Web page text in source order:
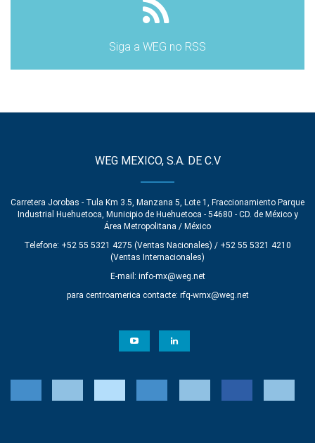
Siga a WEG no RSS
WEG MEXICO, S.A. DE C.V
Carretera Jorobas - Tula Km 3.5, Manzana 5, Lote 1, Fraccionamiento Parque
Industrial Huehuetoca, Municipio de Huehuetoca - 54680 - CD. de México y
Área Metropolitana / México
Telefone: +52 55 5321 4275 (Ventas Nacionales) / +52 55 5321 4210
(Ventas Internacionales)
E-mail: info-mx@weg.net
para centroamerica contacte: rfq-wmx@weg.net